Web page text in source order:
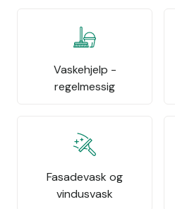
Vaskehjelp -
regelmessig
Fasadevask og
vindusvask